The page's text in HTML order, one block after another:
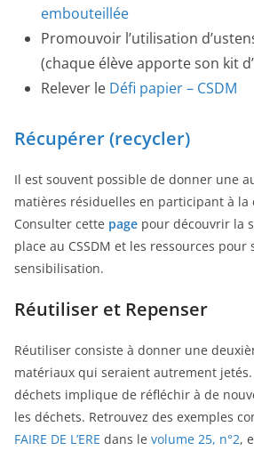
embouteillée
Promouvoir l’utilisation
(chaque élève apporte son kit
Relever le Défi papier – CSDM
Récupérer (recycler)
Il est souvent possible de donner une
matières résiduelles en participant à la
Consulter cette page pour découvrir la
place au CSSDM et les ressources pour
sensibilisation.
Réutiliser et Repenser
Réutiliser consiste à donner une
matériaux qui seraient autrement jetés.
déchets implique de réfléchir à de
les déchets. Retrouvez des exemples
FAIRE DE L’ERE dans le volume 25, n°2,